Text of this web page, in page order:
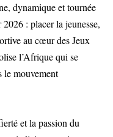
dynamique et tournée
: placer la jeunesse,
au cœur des Jeux
l’Afrique qui se
le mouvement
et la passion du